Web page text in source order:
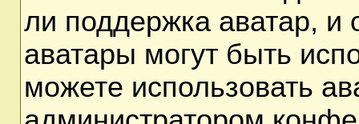
ли поддержка аватар, и
аватары могут быть
можете использовать